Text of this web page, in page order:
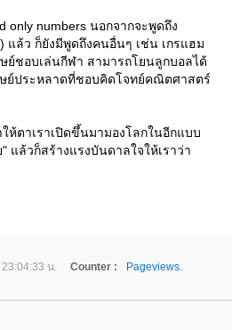
only numbers นอกจากจะพูดถึง
แล้ว ก็ยังมีพูดถึงคนอื่นๆ เช่น เกรแฮม
ย์ชอบเล่นกีฬา สามารถโยนลูกบอลได้
ย์ประหลาดที่ชอบคิดโจทย์คณิตศาสตร์
ให้ตาเราเปิดขึ้นมามองโลกในอีกแบบ
แล้วก็สร้างแรงบันดาลใจให้เราว่า
น. Counter :
Pageviews.